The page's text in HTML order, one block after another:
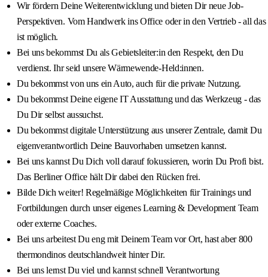
Wir fördern Deine Weiterentwicklung und bieten Dir neue Job-
Perspektiven. Vom Handwerk ins Office oder in den Vertrieb - all das
ist möglich.
Bei uns bekommst Du als Gebietsleiter:in den Respekt, den Du
verdienst. Ihr seid unsere Wärmewende-Held:innen.
Du bekommst von uns ein Auto, auch für die private Nutzung.
Du bekommst Deine eigene IT Ausstattung und das Werkzeug - das
Du Dir selbst aussuchst.
Du bekommst digitale Unterstützung aus unserer Zentrale, damit Du
eigenverantwortlich Deine Bauvorhaben umsetzen kannst.
Bei uns kannst Du Dich voll darauf fokussieren, worin Du Profi bist.
Das Berliner Office hält Dir dabei den Rücken frei.
Bilde Dich weiter! Regelmäßige Möglichkeiten für Trainings und
Fortbildungen durch unser eigenes Learning & Development Team
oder externe Coaches.
Bei uns arbeitest Du eng mit Deinem Team vor Ort, hast aber 800
thermondinos deutschlandweit hinter Dir.
Bei uns lernst Du viel und kannst schnell Verantwortung